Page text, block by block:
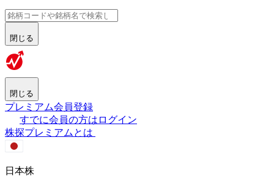
閉じる
閉じる
プレミアム会員登録
すでに会員の方はログイン
株探プレミアムとは
日本株